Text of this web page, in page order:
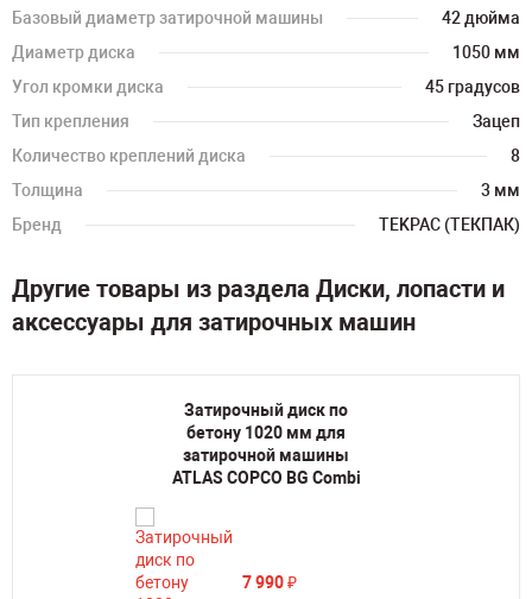
Базовый диаметр затирочной машины
42 дюйма
Диаметр диска
1050 мм
Угол кромки диска
45 градусов
Тип крепления
Зацеп
Количество креплений диска
8
Толщина
3 мм
Бренд
TEKPAC (ТЕКПАК)
Другие товары из раздела Диски, лопасти и
аксессуары для затирочных машин
Затирочный диск по
бетону 1020 мм для
затирочной машины
ATLAS COPCO BG Combi
7 990₽